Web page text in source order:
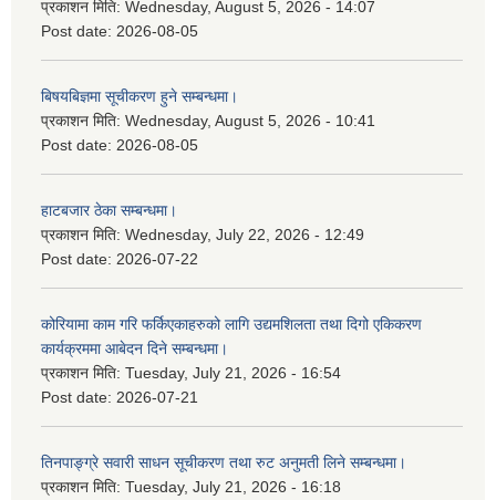
प्रकाशन मिति: Wednesday, August 5, 2026 - 14:07
Post date: 2026-08-05
बिषयबिज्ञमा सूचीकरण हुने सम्बन्धमा।
प्रकाशन मिति: Wednesday, August 5, 2026 - 10:41
Post date: 2026-08-05
हाटबजार ठेका सम्बन्धमा।
प्रकाशन मिति: Wednesday, July 22, 2026 - 12:49
Post date: 2026-07-22
कोरियामा काम गरि फर्किएकाहरुको लागि उद्यमशिलता तथा दिगो एकिकरण
कार्यक्रममा आबेदन दिने सम्बन्धमा।
प्रकाशन मिति: Tuesday, July 21, 2026 - 16:54
Post date: 2026-07-21
तिनपाङ्ग्रे सवारी साधन सूचीकरण तथा रुट अनुमती लिने सम्बन्धमा।
प्रकाशन मिति: Tuesday, July 21, 2026 - 16:18